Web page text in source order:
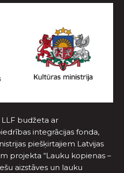
budžeta ar
integrācijas fonda,
piešķirtajiem Latvijas
projekta “Lauku kopienas –
aizstāves un lauku